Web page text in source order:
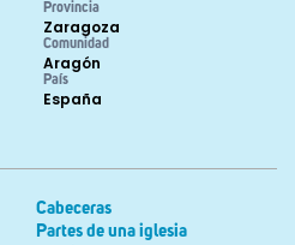
Provincia
Zaragoza
Comunidad
Aragón
País
España
Cabeceras
Partes de una iglesia